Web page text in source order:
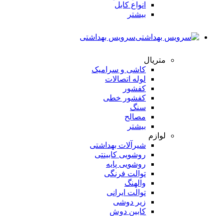
انواع کابل
بیشتر
سرویس بهداشتی
متریال
کاشی و سرامیک
لوله اتصالات
کفشور
کفشور خطی
سنگ
مصالح
بیشتر
لوازم
شیرآلات بهداشتی
روشویی کابینتی
روشویی پایه
توالت فرنگی
والهنگ
توالت ایرانی
زیر دوشی
کابین دوش